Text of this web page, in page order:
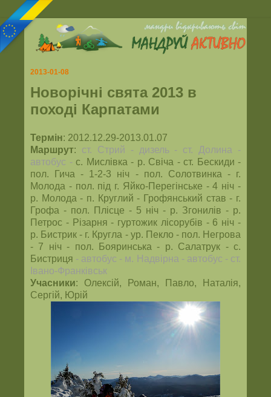
2013-01-08
Новорічні свята 2013 в
поході Карпатами
Термін: 2012.12.29-2013.01.07
Маршрут: ст. Стрий - дизель - ст. Долина -
автобус - с. Мислівка - р. Свіча - ст. Бескиди -
пол. Гича - 1-2-3 ніч - пол. Солотвинка - г.
Молода - пол. під г. Яйко-Перегінське - 4 ніч -
р. Молода - п. Круглий - Грофянський став - г.
Грофа - пол. Плісце - 5 ніч - р. Згонилів - р.
Петрос - Різарня - гуртожик лісорубів - 6 ніч -
р. Бистрик - г. Кругла - ур. Пекло - пол. Негрова
- 7 ніч - пол. Бояринська - р. Салатрук - с.
Бистриця - автобус - м. Надвірна - автобус - ст.
Івано-Франківськ
Учасники: Олексій, Роман, Павло, Наталія,
Сергій, Юрій